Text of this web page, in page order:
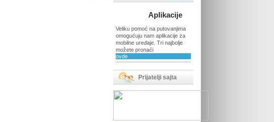
Aplikacije
Veliku pomoć na putovanjima
omogućuju nam aplikacije za
mobilne uređaje. Tri najbolje
možete pronaći
ovde
Prijatelji sajta